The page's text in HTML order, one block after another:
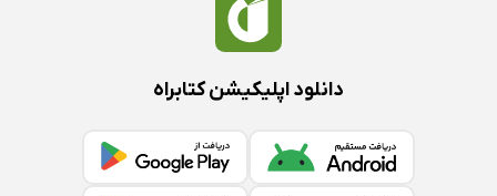
دانلود اپلیکیشن کتابراه